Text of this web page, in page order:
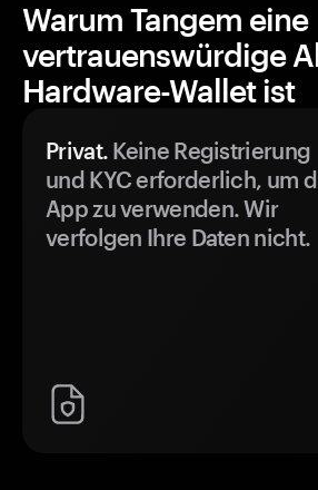
Warum Tangem eine
vertrauenswürdige
Hardware-Wallet ist
Privat. Keine Registrierung
und KYC erforderlich, um
App zu verwenden. Wir
verfolgen Ihre Daten nicht.